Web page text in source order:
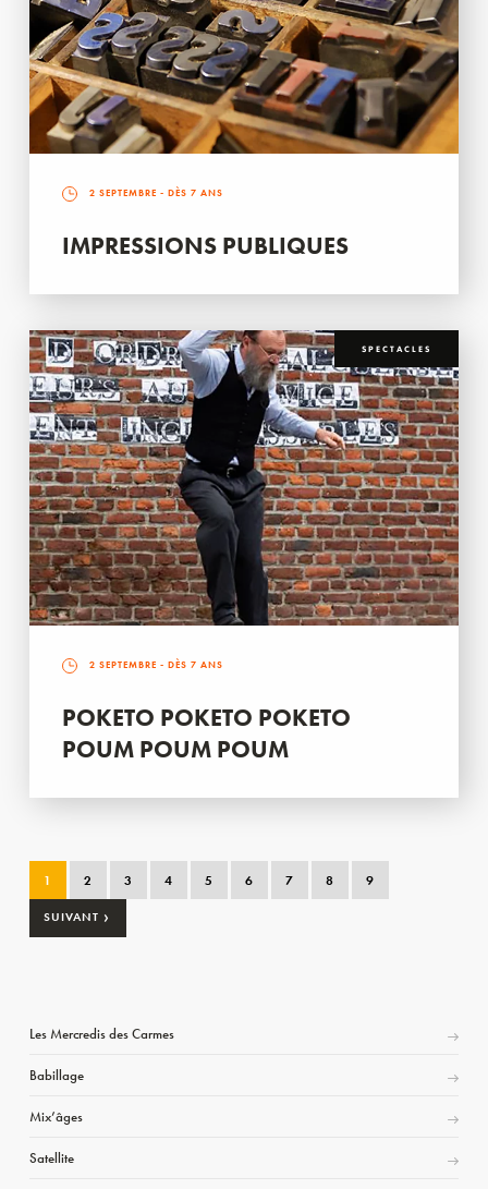
2 SEPTEMBRE - DÈS 7 ANS
IMPRESSIONS PUBLIQUES
SPECTACLES
2 SEPTEMBRE - DÈS 7 ANS
POKETO POKETO POKETO
POUM POUM POUM
1 2 3 4 5 6 7 8 9
SUIVANT ›
Les Mercredis des Carmes
Babillage
Mix’âges
Satellite